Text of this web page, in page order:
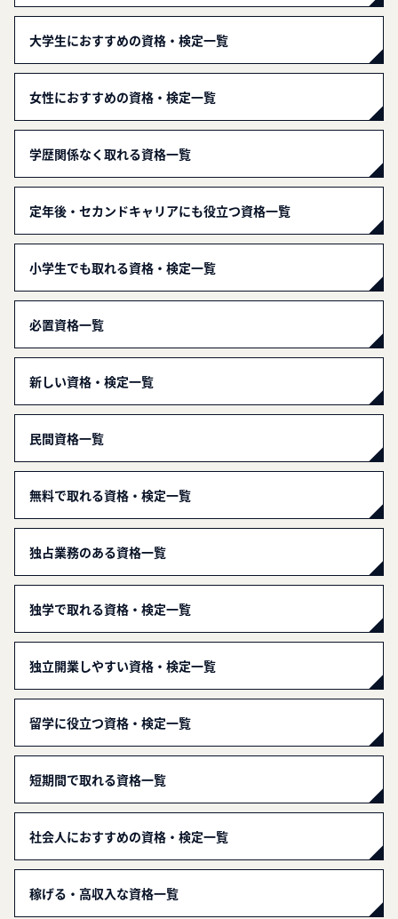
大学生におすすめの資格・検定一覧
女性におすすめの資格・検定一覧
学歴関係なく取れる資格一覧
定年後・セカンドキャリアにも役立つ資格一覧
小学生でも取れる資格・検定一覧
必置資格一覧
新しい資格・検定一覧
民間資格一覧
無料で取れる資格・検定一覧
独占業務のある資格一覧
独学で取れる資格・検定一覧
独立開業しやすい資格・検定一覧
留学に役立つ資格・検定一覧
短期間で取れる資格一覧
社会人におすすめの資格・検定一覧
稼げる・高収入な資格一覧